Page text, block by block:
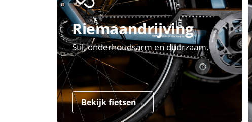
Riemaandrijving
Stil, onderhoudsarm en duurzaam.
Bekijk fietsen→